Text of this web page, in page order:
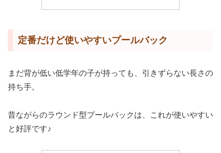
定番だけど使いやすいプールバック
まだ背が低い低学年の子が持っても、引きずらない長さの
持ち手。
昔ながらのラウンド型プールバックは、これが使いやすい
と好評です♪